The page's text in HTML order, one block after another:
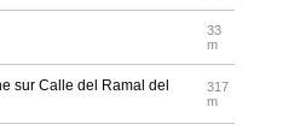
33
m
sur Calle del Ramal del
317
m